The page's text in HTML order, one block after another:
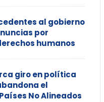
al gobierno
por
humanos
giro en política
el
No Alineados